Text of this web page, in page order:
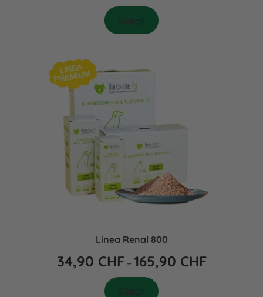
Linea Renal 800
34,90 CHF – 165,90 CHF